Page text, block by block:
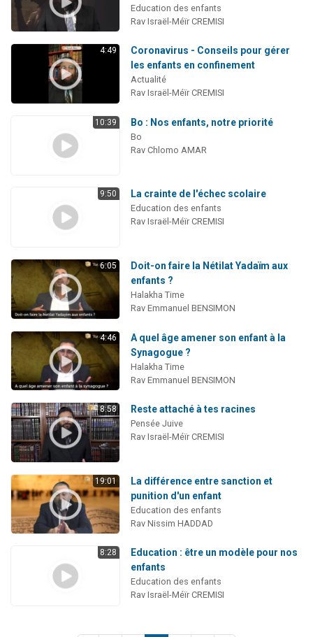
Education des enfants
Rav Israël-Méïr CREMISI
4:49
Coronavirus - Conseils pour gérer
les enfants en confinement
Actualité
Rav Israël-Méïr CREMISI
10:39 Bo : Nos enfants, notre priorité
Bo
Rav Chlomo AMAR
9:50 La crainte de l'échec scolaire
Education des enfants
Rav Israël-Méïr CREMISI
6:05
Doit-on faire la Nétilat Yadaïm aux
enfants ?
Halakha Time
Rav Emmanuel BENSIMON
4:46
A quel âge amener son enfant à la
Synagogue ?
Halakha Time
Rav Emmanuel BENSIMON
8:58 Reste attaché à tes racines
Pensée Juive
Rav Israël-Méïr CREMISI
19:01
La différence entre sanction et
punition d'un enfant
Education des enfants
Rav Nissim HADDAD
8:28
Education : être un modèle pour nos
enfants
Education des enfants
Rav Israël-Méïr CREMISI